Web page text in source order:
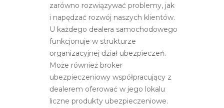
zarówno rozwiązywać problemy, jak
i napędzać rozwój naszych klientów.
U każdego dealera samochodowego
funkcjonuje w strukturze
organizacyjnej dział ubezpieczeń.
Może również broker
ubezpieczeniowy współpracujący z
dealerem oferować w jego lokalu
liczne produkty ubezpieczeniowe.